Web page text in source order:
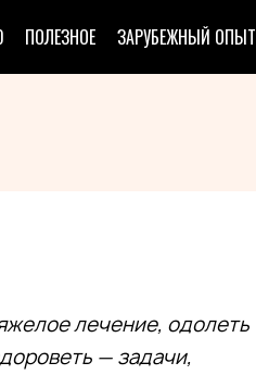
ПОЛЕЗНОЕ ЗАРУБЕЖНЫЙ ОПЫТ
лечение, одолеть
— задачи,